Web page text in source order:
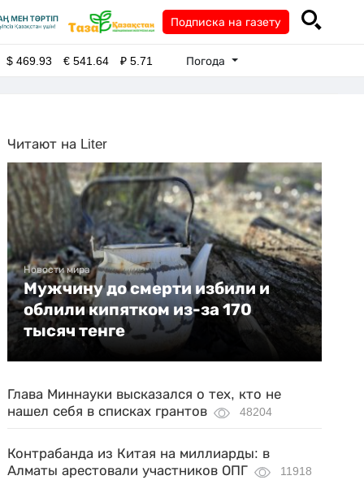
Подписка на газету
$469.93 €541.64 ₽5.71 Погода
Читают на Liter
Новости мира
Мужчину до смерти избили и
облили кипятком из-за 170
тысяч тенге
Глава Миннауки высказался о тех, кто не
нашел себя в списках грантов
48204
Контрабанда из Китая на миллиарды: в
Алматы арестовали участников ОПГ
11918